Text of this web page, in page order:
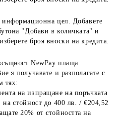
информационна цел. Добавете
"Добави в количката" и
броя вноски на кредита.
NewPay плаща
я получавате и разполагате с
тях:
на изпращане на поръчката
на стойност до 400 лв. / €204,52
20% от стойността на